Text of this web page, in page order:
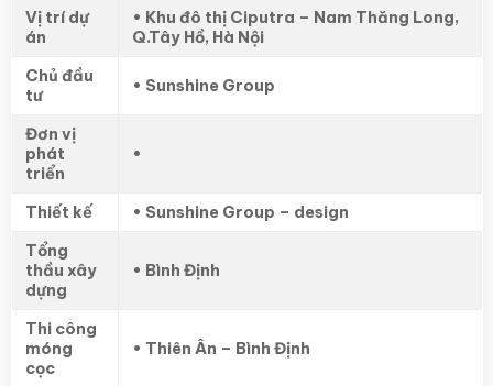
Vị trí dự
án
• Khu đô thị Ciputra – Nam Thăng Long,
Q.Tây Hồ, Hà Nội
Chủ đầu
tư
• Sunshine Group
Đơn vị
phát
triển
•
Thiết kế
• Sunshine Group – design
Tổng
thầu xây
dựng
• Bình Định
Thi công
móng
cọc
• Thiên Ân – Bình Định